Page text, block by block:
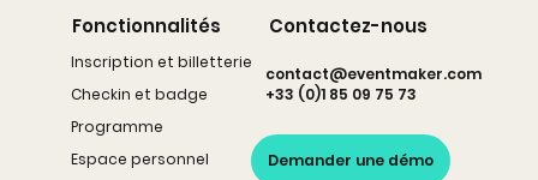
Fonctionnalités
Inscription et billetterie
Checkin et badge
Programme
Espace personnel
Contactez-nous
contact@eventmaker.com
+33 (0)1 85 09 75 73
Demander une démo